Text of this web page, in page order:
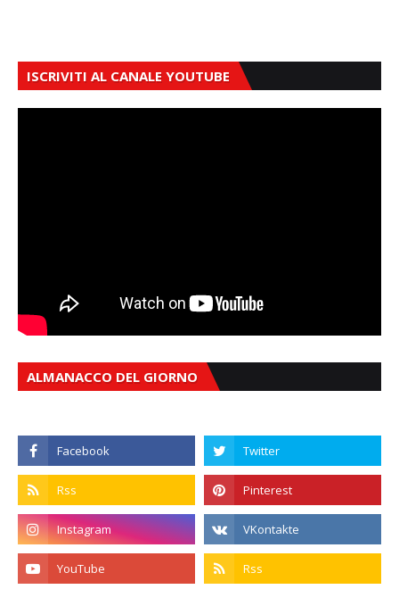
ISCRIVITI AL CANALE YOUTUBE
ALMANACCO DEL GIORNO